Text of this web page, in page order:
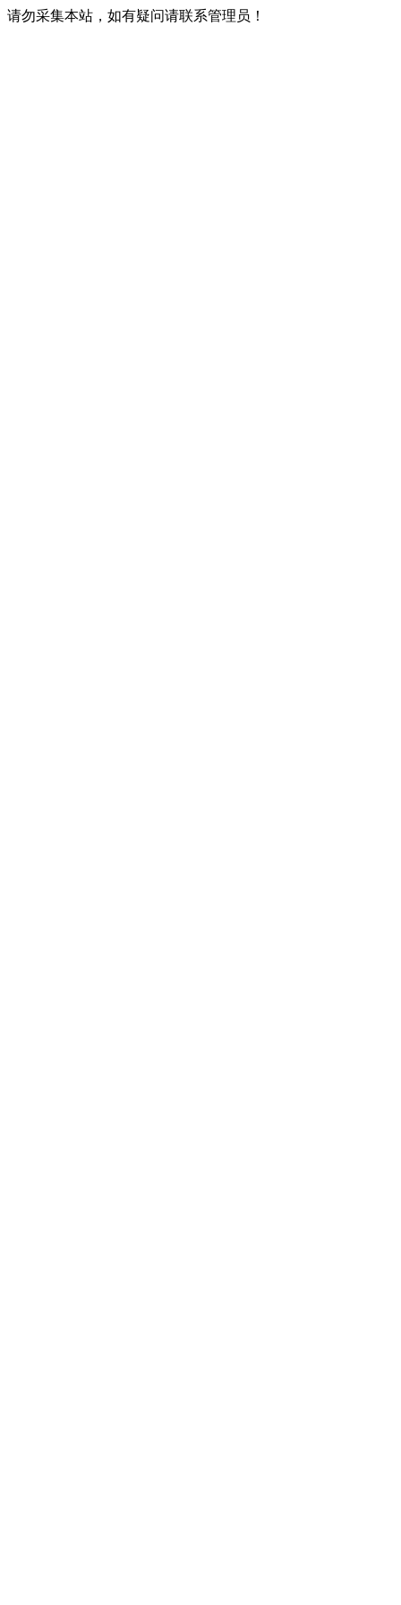
请勿采集本站，如有疑问请联系管理员！